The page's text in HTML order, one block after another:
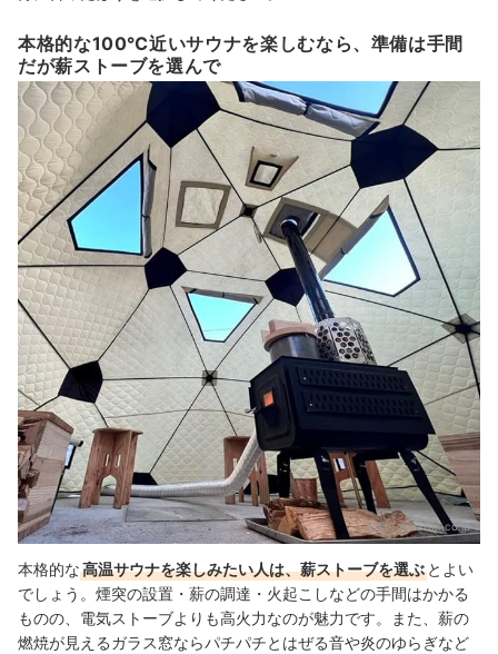
本格的な100℃近いサウナを楽しむなら、準備は手間
だが薪ストーブを選んで
出典：amazon.co.jp
本格的な高温サウナを楽しみたい人は、薪ストーブを選ぶ とよい
でしょう。煙突の設置・薪の調達・火起こしなどの手間はかかる
ものの、 電気ストーブよりも高火力なのが魅力です。また、 薪の
燃焼が見えるガラス窓ならパチパチとはぜる音や炎のゆらぎなど